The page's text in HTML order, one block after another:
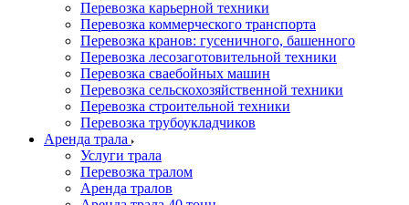
Перевозка карьерной техники
Перевозка коммерческого транспорта
Перевозка кранов: гусеничного, башенного
Перевозка лесозаготовительной техники
Перевозка сваебойных машин
Перевозка сельскохозяйственной техники
Перевозка строительной техники
Перевозка трубоукладчиков
Аренда трала
Услуги трала
Перевозка тралом
Аренда тралов